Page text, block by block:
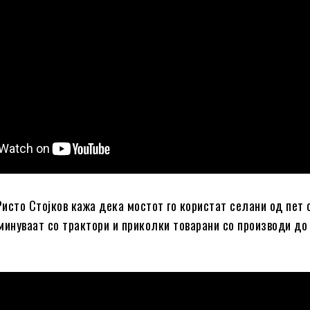
Стојков кажа дека мостот го користат селани од пет
со трактори и приколки товарани со производи